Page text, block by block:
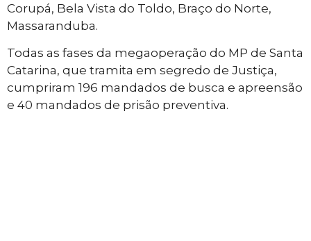
Corupá, Bela Vista do Toldo, Braço do Norte,
Massaranduba.
Todas as fases da megaoperação do MP de Santa
Catarina, que tramita em segredo de Justiça,
cumpriram 196 mandados de busca e apreensão
e 40 mandados de prisão preventiva.